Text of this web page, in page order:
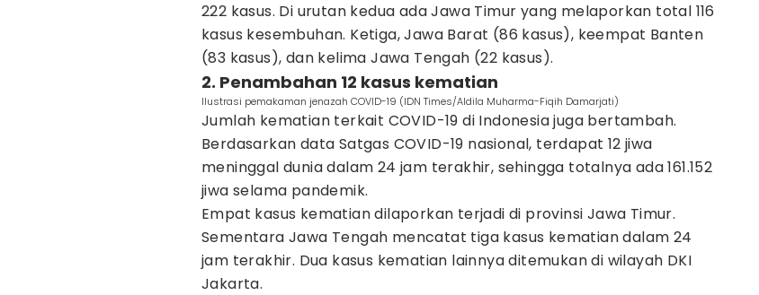
222 kasus. Di urutan kedua ada Jawa Timur yang melaporkan total 116
kasus kesembuhan. Ketiga, Jawa Barat (86 kasus), keempat Banten
(83 kasus), dan kelima Jawa Tengah (22 kasus).
2. Penambahan 12 kasus kematian
Ilustrasi pemakaman jenazah COVID-19 (IDN Times/Aldila Muharma-Fiqih Damarjati)
Jumlah kematian terkait COVID-19 di Indonesia juga bertambah.
Berdasarkan data Satgas COVID-19 nasional, terdapat 12 jiwa
meninggal dunia dalam 24 jam terakhir, sehingga totalnya ada 161.152
jiwa selama pandemik.
Empat kasus kematian dilaporkan terjadi di provinsi Jawa Timur.
Sementara Jawa Tengah mencatat tiga kasus kematian dalam 24
jam terakhir. Dua kasus kematian lainnya ditemukan di wilayah DKI
Jakarta.